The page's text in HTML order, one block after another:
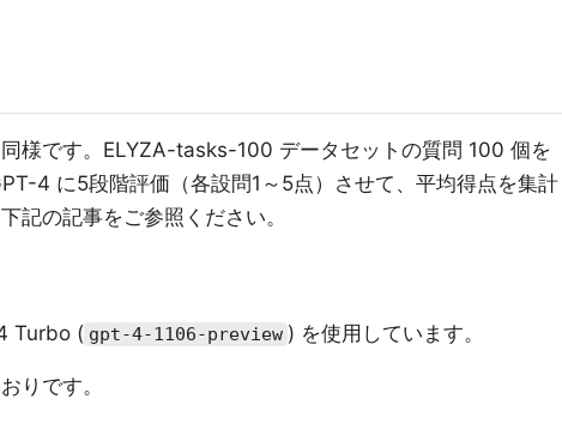
様です。ELYZA-tasks-100 データセットの質問 100 個を
4 に5段階評価（各設問1～5点）させて、平均得点を集計
記の記事をご参照ください。
Turbo ( gpt-4-1106-preview ) を使用しています。
りです。